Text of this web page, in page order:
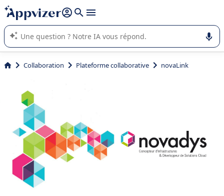
répondre (plusieurs lignes avec
L'IA de Appvizer vous guide dans l'utilisation ou la sélection de
logiciel SaaS en entreprise.
Collaboration Plateforme collaborative novaLink